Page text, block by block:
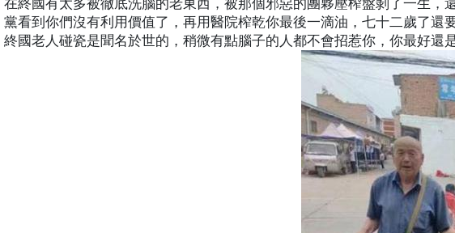
在終國有太多被徹底洗腦的老東西，被那個邪惡的團夥壓榨盤剝了一生，
黨看到你們沒有利用價值了，再用醫院榨乾你最後一滴油，七十二歲了還
終國老人碰瓷是聞名於世的，稍微有點腦子的人都不會招惹你，你最好還